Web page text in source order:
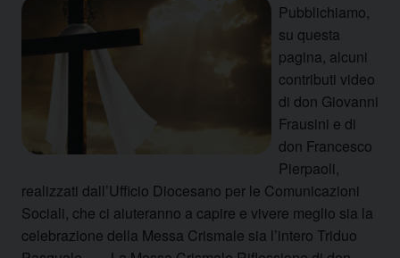
Pubblichiamo,
su questa
pagina, alcuni
contributi video
di don Giovanni
Frausini e di
don Francesco
Pierpaoli,
realizzati dall’Ufficio Diocesano per le Comunicazioni
Sociali, che ci aiuteranno a capire e vivere meglio sia la
celebrazione della Messa Crismale sia l’intero Triduo